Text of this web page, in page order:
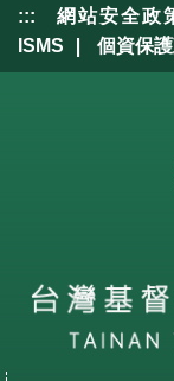
::: 網站安全政
ISMS
| 個資保